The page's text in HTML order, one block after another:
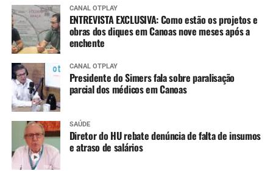
CANAL OTPLAY
ENTREVISTA EXCLUSIVA: Como estão os projetos e
obras dos diques em Canoas nove meses após a
enchente
CANAL OTPLAY
Presidente do Simers fala sobre paralisação
parcial dos médicos em Canoas
SAÚDE
Diretor do HU rebate denúncia de falta de insumos
e atraso de salários